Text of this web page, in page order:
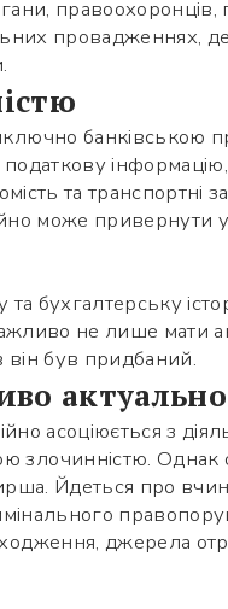
правоохоронців,
провадженнях,
банківською
інформацію,
та транспортні
може
бухгалтерську
не лише мати
він був придбаний.
асоціюється з
Однак
Йдеться про
джерела